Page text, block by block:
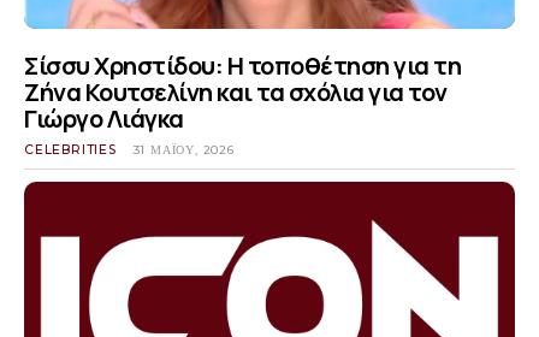
Σίσσυ Χρηστίδου: Η τοποθέτηση για τη
Ζήνα Κουτσελίνη και τα σχόλια για τον
Γιώργο Λιάγκα
CELEBRITIES 31 ΜΑΪ́ΟΥ, 2026